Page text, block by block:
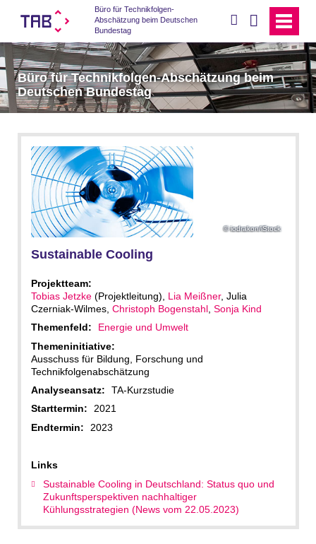
Büro für Technikfolgen-
Abschätzung beim Deutschen
Bundestag
Büro für Technikfolgen-Abschätzung beim
Deutschen Bundestag
iodrakon/iStock
Sustainable Cooling
Projektteam:
Tobias Jetzke(Projektleitung), Lia Meißner, Julia
Czerniak-Wilmes, Christoph Bogenstahl, Sonja Kind
Themenfeld:
Energie und Umwelt
Themeninitiative:
Ausschuss für Bildung, Forschung und
Technikfolgenabschätzung
Analyseansatz:
TA-Kurzstudie
Starttermin:
2021
Endtermin:
2023
Links
Sustainable Cooling in Deutschland: Status quo und
Zukunftsperspektiven nachhaltiger
Kühlungsstrategien (News vom 22.05.2023)